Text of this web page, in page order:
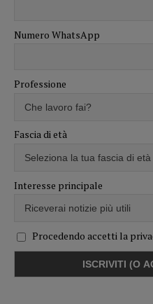
Numero WhatsApp
Professione
Fascia di età
Interesse principale
Procedendo accetti la